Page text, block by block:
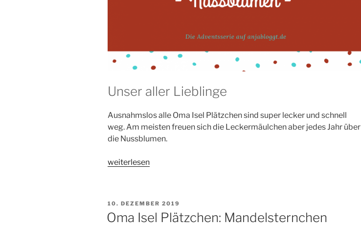
Unser aller Lieblinge
Ausnahmslos alle Oma Isel Plätzchen sind super lecker und schnell
weg. Am meisten freuen sich die Leckermäulchen aber jedes Jahr über
die Nussblumen.
„Oma
weiterlesen
VERÖFFENTLICHT
AM
10. DEZEMBER 2019
Oma Isel Plätzchen: Mandelsternchen